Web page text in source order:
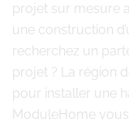
projet sur mesure
une construction
recherchez un
projet ? La région
pour installer une
ModuleHome